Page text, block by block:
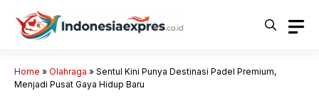
Langsung
Home » Olahraga » Sentul Kini Punya Destinasi Padel Premium,
Menjadi Pusat Gaya Hidup Baru